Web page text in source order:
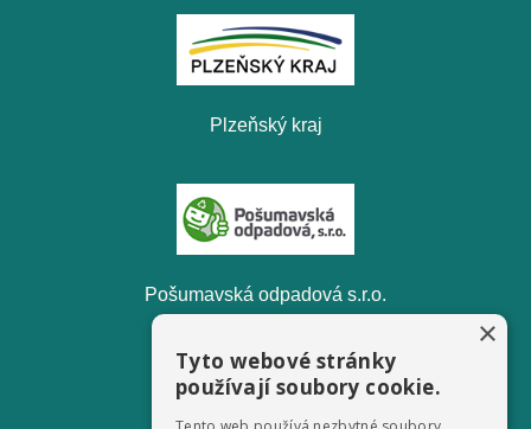
Plzeňský kraj
Pošumavská odpadová s.r.o.
×
Tyto webové stránky
používají soubory cookie.